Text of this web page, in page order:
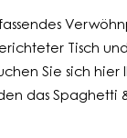
Tisch
Sie sich hier
das Spaghetti